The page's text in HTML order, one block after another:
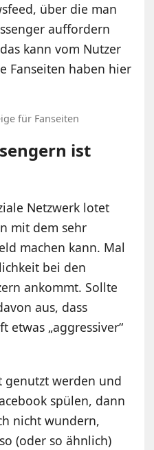
über die man
auffordern
kann vom Nutzer
Fanseiten haben hier
für Fanseiten
ist
Netzwerk lotet
mit dem sehr
machen kann. Mal
bei den
ankommt. Sollte
aus, dass
etwas „aggressiver“
genutzt werden und
spülen, dann
nicht wundern,
(oder so ähnlich)